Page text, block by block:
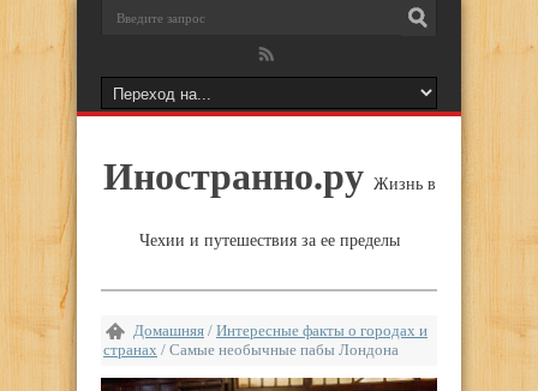
Иностранно.ру Жизнь в
Чехии и путешествия за ее пределы
Домашняя / Интересные факты о городах и
странах / Самые необычные пабы Лондона